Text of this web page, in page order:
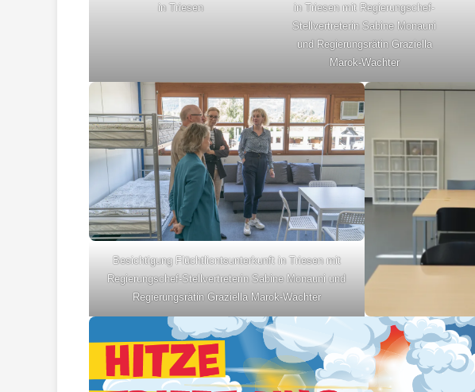
in Triesen
in Triesen mit Regierungschef-
Stellvertreterin Sabine Monauni
und Regierungsrätin Graziella
Marok-Wachter
Besichtigung Flüchtlicntsunterkunft in Triesen mit
Regierungschef-Stellvertreterin Sabine Monauni und
Regierungsrätin Graziella Marok-Wachter